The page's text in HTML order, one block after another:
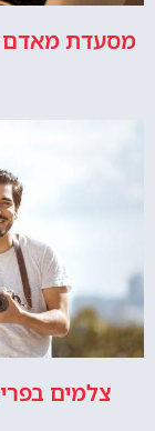
צלמים